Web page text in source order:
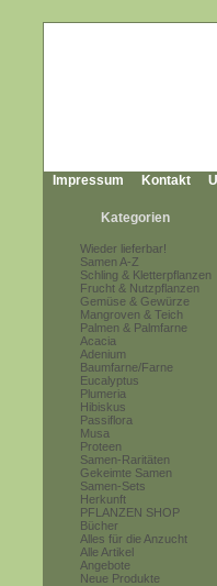
Impressum Kontakt
Kategorien
Wieder lieferbar!
Samen A-Z
Schling & Kletterpflanzen
Frucht & Nutzpflanzen
Gemüse & Gewürze
Mangroven & Teich
Palmen & Palmfarne
Acacia
Adenium
Baumfarne/Farne
Eucalyptus
Plumeria
Hibiskus
Passiflora
Musa
Proteen
Samen-Raritäten
Gekeimte Samen
Samen-Sets
Herkunft
PFLANZEN SHOP
Bücher
Alles für die Anzucht
Alle Artikel
Angebote
Neue Produkte